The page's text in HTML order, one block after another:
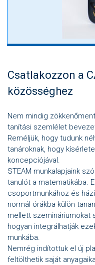
Csatlakozzon a
közösséghez
Nem mindig
tanítási szemlélet
Reméljük, hogy tudunk
tanároknak, hogy
koncepciójával.
STEAM munkalapjaink
tanulót a matematikába.
csoportmunkához és
normál órákba külön
mellett szemináriumokat
hogyan integrálhatják
munkába.
Nemrég indítottuk el új
feltölthetik saját